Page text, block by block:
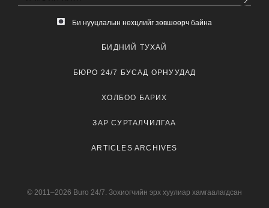
Би нууцлалын нөхцлийг зөвшөөрч байна
БИДНИЙ ТУХАЙ
БЮРО 24/7 БУСАД ОРНУУДАД
ХОЛБОО БАРИХ
ЗАР СУРТАЛЧИЛГАА
ARTICLES ARCHIVES
© 2011–2026 Buro 24/7. Зохиогчийн эрх хуулиар хамгаалагдсан